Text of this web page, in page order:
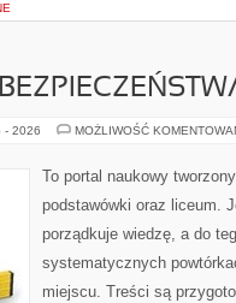
- 2026 MOŻLIWOŚĆ
To portal naukowy
podstawówki oraz liceum.
porządkuje wiedzę, a do
systematycznych
miejscu. Treści są